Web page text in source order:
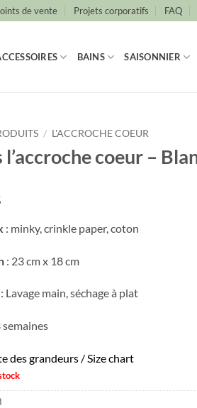
de vente Projets corporatifs FAQ
BAINS SAISONNIER
/ L'ACCROCHE COEUR
l’accroche coeur –
: minky, crinkle paper, coton
: 23 cm x 18 cm
Lavage main, séchage à plat
des grandeurs / Size chart